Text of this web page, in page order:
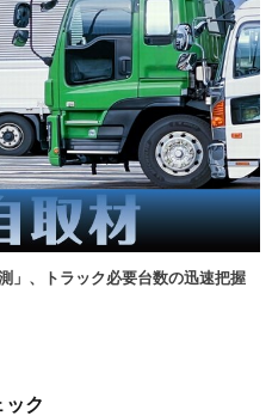
」、トラック必要台数の迅速把握
ック